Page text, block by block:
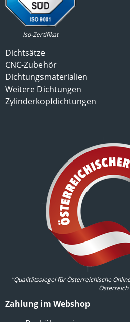
Iso-Zertifikat
Dichtsätze
CNC-Zubehör
Dichtungsmaterialien
Weitere Dichtungen
Zylinderkopfdichtungen
"Qualitätssiegel für Österreichische
Österreich
Zahlung im Webshop